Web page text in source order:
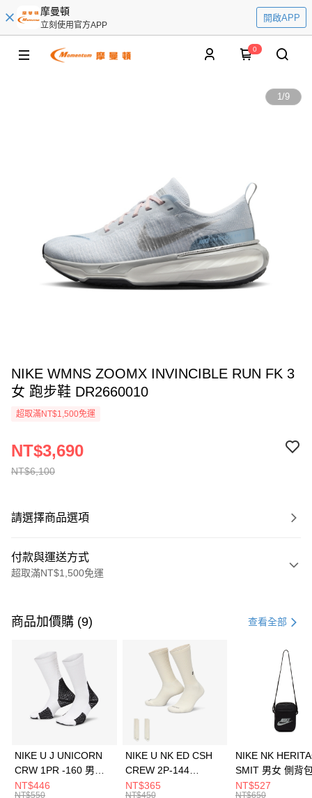
摩曼頓
立刻使用官方APP
開啟APP
0
1/9
NIKE WMNS ZOOMX INVINCIBLE RUN FK 3
女 跑步鞋 DR2660010
超取滿NT$1,500免運
NT$6,100
NT$3,690
請選擇商品選項
付款與運送方式
超取滿NT$1,500免運
信用卡一次付款
3 期 0 利率 每期 21家銀行
合作金庫商業銀行
第一商業銀行
華南商業銀行
彰化商業銀行
上海商業儲蓄銀行
元大商業銀行
Apple Pay
全盈+PAY
商品加價購 (9) 查看全部
NIKE U J UNICORN
CRW 1PR -160 男女
中統襪 FZ3393100
NT$446
NT$550
NIKE U NK ED CSH
CREW 2P-144
EMBRDY 男女 短統襪
NT$365
NT$450
NIKE NK
SMIT 男女 側背
BA5871010
NT$527
NT$650